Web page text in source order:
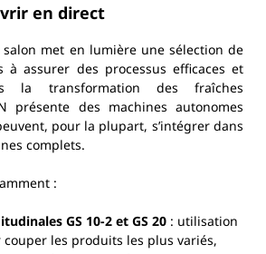
en direct
met en lumière une sélection de
à assurer des processus efficaces et
la transformation des fraîches
présente des machines autonomes
pour la plupart, s’intégrer dans
complets.
:
GS 10-2 et GS 20 : utilisation
les produits les plus variés,